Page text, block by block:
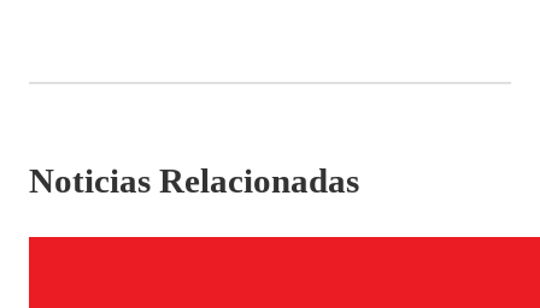
Noticias Relacionadas